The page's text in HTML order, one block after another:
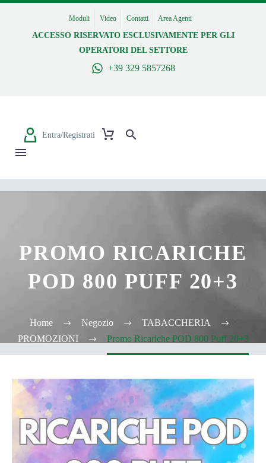
Moduli Video Contatti Area Agenti
ACCESSO RISERVATO ESCLUSIVAMENTE PER GLI
OPERATORI DEL SETTORE
+39 329 5857268
Entra/Registrati
PROMO RICARICHE
POD 800 PUFF 20+3
Home Negozio
TABACCHERIA
PROMOZIONI
Promo Ricariche POD 800 Puff 20+3